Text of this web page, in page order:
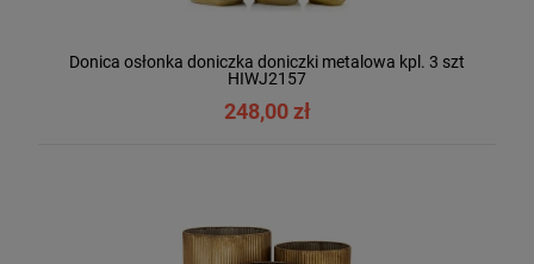
Donica osłonka doniczka doniczki metalowa kpl. 3 szt
HIWJ2157
248,00 zł